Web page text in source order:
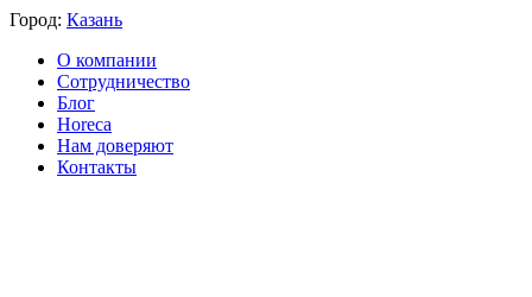
Город: Казань
О компании
Сотрудничество
Блог
Horeca
Нам доверяют
Контакты